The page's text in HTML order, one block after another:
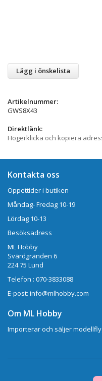
Lägg i önskelista
Artikelnummer:
GWS8X43
Direktlänk:
Högerklicka och kopiera
Kontakta oss
Öppettider i butiken
Måndag- Fredag 10-19
Lördag 10-13
Besöksadress
ML Hobby
Svärdgränden 6
224 75 Lund
Telefon : 070-3833088
E-post: info@mlhobby.com
Om ML Hobby
Importerar och säljer